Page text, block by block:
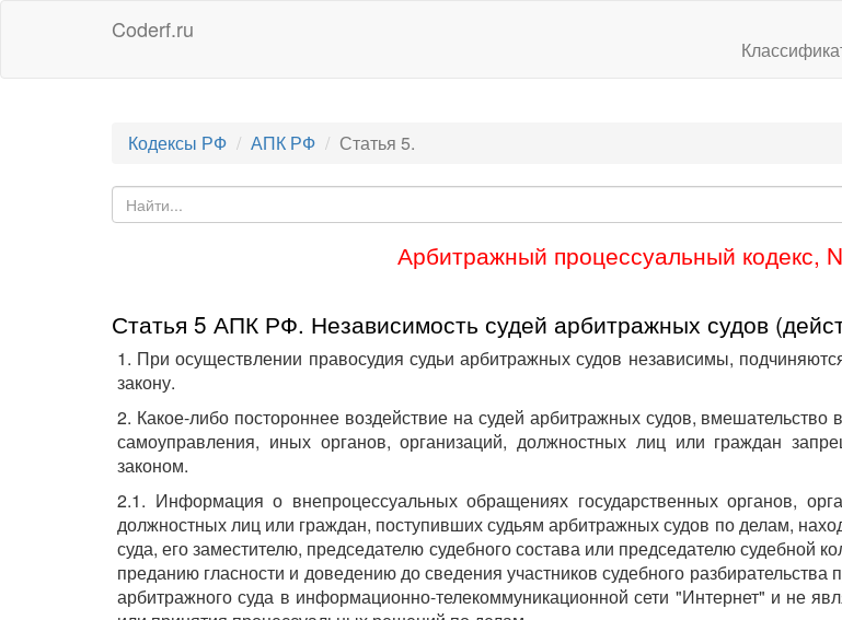
Coderf.ru
Кодексы РФ АПК РФ Статья 5.
Арбитражный процессуальный кодекс,
Статья 5 АПК РФ. Независимость судей арбитражных судов
1. При осуществлении правосудия судьи арбитражных судов независимы,
закону.
2. Какое-либо постороннее воздействие на судей арбитражных судов, вмешательство
самоуправления, иных органов, организаций, должностных лиц или граждан
законом.
2.1. Информация о внепроцессуальных обращениях государственных органов,
должностных лиц или граждан, поступивших судьям арбитражных судов по делам,
суда, его заместителю, председателю судебного состава или председателю судебной
преданию гласности и доведению до сведения участников судебного
арбитражного суда в информационно-телекоммуникационной сети "Интернет" и не